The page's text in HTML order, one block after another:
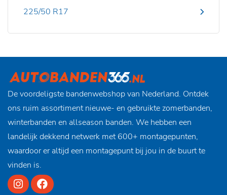
225/50 R17
De voordeligste bandenwebshop van Nederland. Ontdek
ons ruim assortiment nieuwe- en gebruikte zomerbanden,
winterbanden en allseason banden. We hebben een
landelijk dekkend netwerk met 600+ montagepunten,
waardoor er altijd een montagepunt bij jou in de buurt te
vinden is.